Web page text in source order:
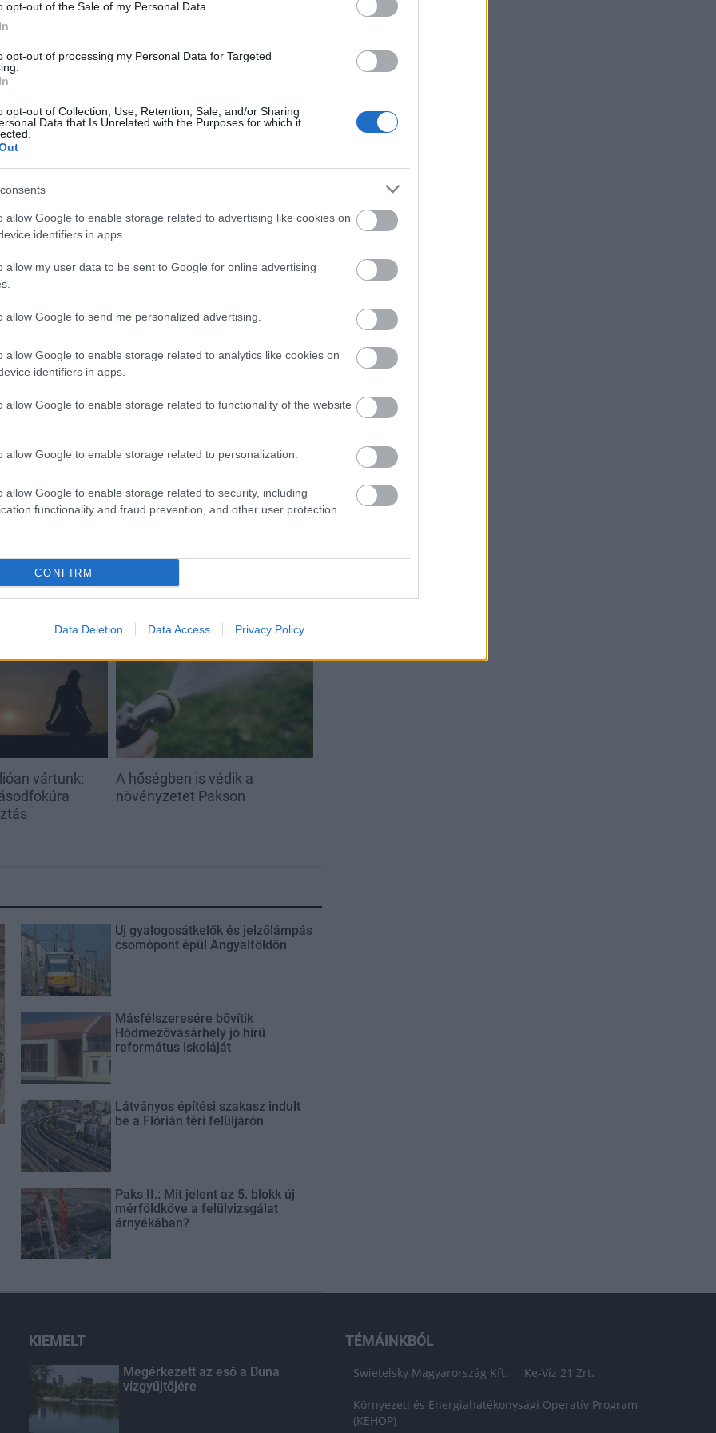
opt-out of the Sale of my Personal Data.
opt-out of processing my Personal Data for Targeted
opt-out of Collection, Use, Retention, Sale, and/or Sharing
Data that Is Unrelated with the Purposes for which it
allow Google to enable storage related to advertising like cookies on
identifiers in apps.
allow my user data to be sent to Google for online advertising
allow Google to send me personalized advertising.
allow Google to enable storage related to analytics like cookies on
identifiers in apps.
allow Google to enable storage related to functionality of the website
allow Google to enable storage related to personalization.
allow Google to enable storage related to security, including
functionality and fraud prevention, and other user protection.
CONFIRM
Data Deletion Data Access Privacy Policy
a bölcsődében, két csoportban. A Cseperedő
13-13 gyerek járt, minden nap két csoportban -
megtartják a havi vásárt és a belvárosi piac
arra kéri a kereskedőket és a vásárlókat, hogy
elsősorban a maszk használatáról.
továbbra is az ideiglenes helyszínen, a városi
12 óra között vásárolhatnak. Szombathelyen
Kalandváros. Itt is érvényesek az
ötszázan lehetnek bent, tartani kell a másfél
használata előtt és után pedig kezet kell
alapellátásban és a szociális ágazatban
megelőzés és állapotfelmérés céljából saját
otthonának lakóit a tervek szerint a héten
ellátás a Margit Kórházban, és már 21-féle
előjegyzés-köteles, óránként legfeljebb
megmérik a testhőmérsékletüket,
vagy varrott szájmaszkban lehet vizsgálatra
a kórház területére. A magánrendelések
Kórház a honlapján közölte, hogy tüdőszűrő
vártunk:
A hőségben is védik a
növényzetet Pakson
Új gyalogosátkelők és jelzőlámpás
csomópont épül Angyalföldön
Másfélszeresére bővítik
Hódmezővásárhely jó hírű
református iskoláját
Látványos építési szakasz indult
be a Flórián téri felüljárón
Paks II.: Mit jelent az 5. blokk új
mérföldköve a felülvizsgálat
árnyékában?
KIEMELT
Megérkezett az eső a Duna
vízgyűjtőjére
TÉMÁINKBÓL
Swietelsky Magyarország Kft. Ke-Víz 21 Zrt.
Környezeti és Energiahatékonysági Operatív Program
(KEHOP)